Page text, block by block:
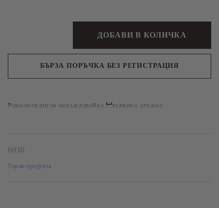
Рамкоповдигач неръждавейка с дървена дръжка
БЪРЗА ПОРЪЧКА БЕЗ РЕГИСТРАЦИЯ
6030
Оцени продукта